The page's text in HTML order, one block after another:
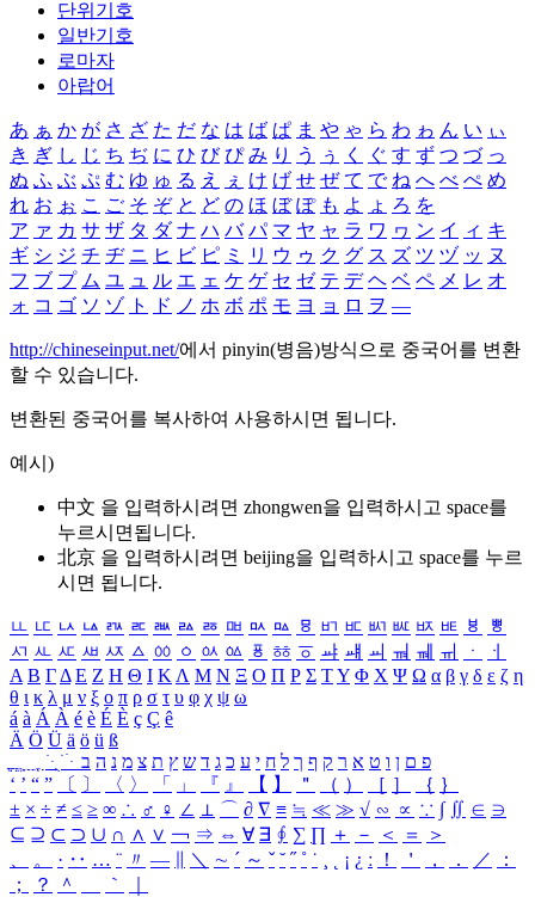
단위기호
일반기호
로마자
아랍어
あ ぁ か が さ ざ た だ な は ば ぱ ま や ゃ ら わ ゎ ん い ぃ
き ぎ し じ ち ぢ に ひ び ぴ み り う ぅ く ぐ す ず つ づ っ
ぬ ふ ぶ ぷ む ゆ ゅ る え ぇ け げ せ ぜ て で ね へ べ ぺ め
れ お ぉ こ ご そ ぞ と ど の ほ ぼ ぽ も よ ょ ろ を
ア ァ カ サ ザ タ ダ ナ ハ バ パ マ ヤ ャ ラ ワ ヮ ン イ ィ キ
ギ シ ジ チ ヂ ニ ヒ ビ ピ ミ リ ウ ゥ ク グ ス ズ ツ ヅ ッ ヌ
フ ブ プ ム ユ ュ ル エ ェ ケ ゲ セ ゼ テ デ ヘ ベ ペ メ レ オ
ォ コ ゴ ソ ゾ ト ド ノ ホ ボ ポ モ ヨ ョ ロ ヲ ―
http://chineseinput.net/에서 pinyin(병음)방식으로 중국어를 변환
할 수 있습니다.
변환된 중국어를 복사하여 사용하시면 됩니다.
예시)
中文 을 입력하시려면 zhongwen을 입력하시고 space를
누르시면됩니다.
北京 을 입력하시려면 beijing을 입력하시고 space를 누르
시면 됩니다.
ㅥ ㅦ ㅧ ㅨ ㅩ ㅪ ㅫ ㅬ ㅭ ㅮ ㅯ ㅰ ㅱ ㅲ ㅳ ㅴ ㅵ ㅶ ㅷ ㅸ
ㅹ
ㅺ ㅻ ㅼ ㅽ ㅾ ㅿ ㆀ ㆁ ㆂ ㆃ ㆄ ㆅ ㆆ ㆇ ㆈ ㆉ ㆊ ㆋ ㆌ ㆍ
ㆎ
Α Β ΓΔ Ε Ζ Η Θ Ι ΚΛ Μ Ν Ξ Ο Π Ρ Σ ΤΥ Φ Χ Ψ Ω α β γ δ ε ζ η
θ ι κ λ μ ν ξ ο π ρ σ τ υ φ χ ψ ω
á à Á À é è É È ç Ç ê
Ä Ö Ü ä ö ü ß
ִֶֹ ֻּ ׁׂ פ ם ן ו ט א ר ק ף ך ל ח י ע כ ג ד ש ץ ת צ מ נ ה ב
‘ ’ “ ” 〔 〕 〈 〉 「 」 『 』 【 】 ＂ （ ） ［ ］ ｛ ｝
± × ÷ ≠ ≤ ≥ ∞ ∴ ♂ ♀ ∠ ⊥ ⌒ ∂ ∇ ≡ ≒ ≪ ≫ √ ∽ ∝ ∵ ∫ ∬ ∈ ∋
⊆ ⊇ ⊂ ⊃ ∪ ∩ ∧ ∨ ￢ ⇒ ⇔ ∀ ∃ ∮ ∑ ∏ ＋ － ＜ ＝
＞
、
。 · ‥ … ¨ 〃 ― ＼ ∼ ´ ～ ˇ ˘ ˝ ˚ ˙ ¸ ¡ ¿ ː ！ ＇ ， ． ／
：
；
？ ＾ ｀